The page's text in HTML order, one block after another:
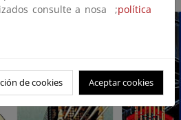
consulte a nosa ;política
de cookies Aceptar cookies